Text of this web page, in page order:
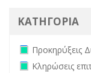
ΚΑΤΗΓΟΡΙΑ
Remove
Προκηρύξεις
Remove
Κληρώσεις